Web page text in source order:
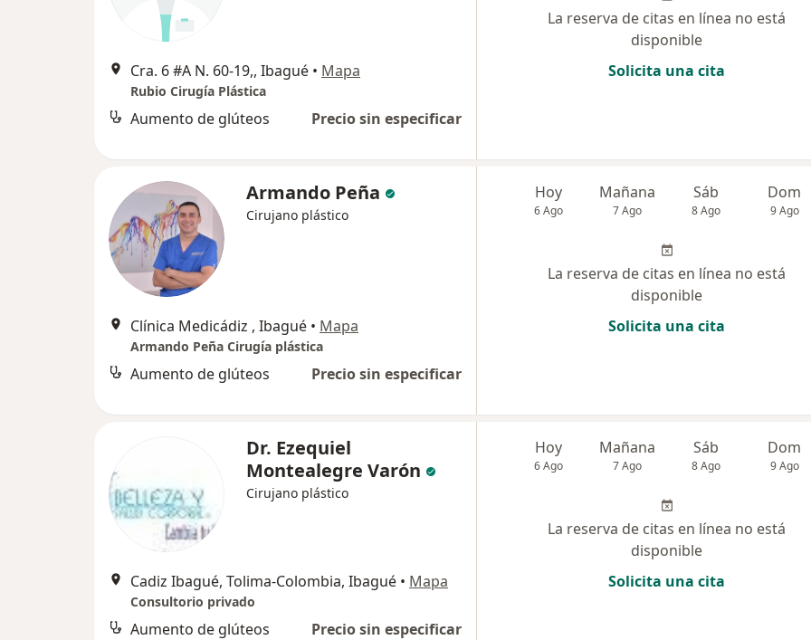
Cra. 6 #A N. 60-19,, Ibagué • Mapa
Rubio Cirugía Plástica
Aumento de glúteos Precio sin especificar
La reserva de citas en línea no está
disponible
Solicita una cita
Armando Peña
Cirujano plástico
Clínica Medicádiz , Ibagué • Mapa
Armando Peña Cirugía plástica
Aumento de glúteos Precio sin especificar
Hoy
6 Ago
Mañana
7 Ago
Sáb
8 Ago
Dom
9 Ago
La reserva de citas en línea no está
disponible
Solicita una cita
Dr. Ezequiel
Montealegre Varón
Cirujano plástico
Cadiz Ibagué, Tolima-Colombia, Ibagué • Mapa
Consultorio privado
Aumento de glúteos Precio sin especificar
Hoy
6 Ago
Mañana
7 Ago
Sáb
8 Ago
Dom
9 Ago
La reserva de citas en línea no está
disponible
Solicita una cita